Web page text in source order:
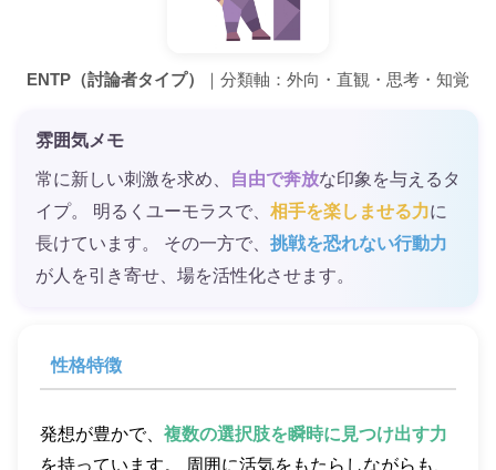
ENTP（討論者タイプ） ｜分類軸：外向・直観・思考・知覚
雰囲気メモ
常に新しい刺激を求め、 自由で奔放な印象を与えるタ
イプ。 明るくユーモラスで、 相手を楽しませる力に
長けています。 その一方で、 挑戦を恐れない行動力
が人を引き寄せ、場を活性化させます。
性格特徴
発想が豊かで、 複数の選択肢を瞬時に見つけ出す力
を持っています。 周囲に活気をもたらしながらも、